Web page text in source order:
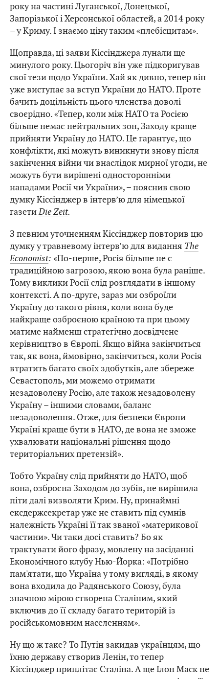
року на частині Луганської, Донецької,
Запорізької і Херсонської областей, а 2014 року
– у Криму. І знаємо ціну таким «плебісцитам».
Щоправда, ці заяви Кіссінджера лунали ще
минулого року. Цьогоріч він уже підкоригував
свої тези щодо України. Хай як дивно, тепер він
уже виступає за вступ України до НАТО. Проте
бачить доцільність цього членства доволі
своєрідно. «Тепер, коли між НАТО та Росією
більше немає нейтральних зон, Заходу краще
прийняти Україну до НАТО. Це гарантує, що
конфлікти, які можуть виникнути знову після
закінчення війни чи внаслідок мирної угоди, не
можуть бути вирішені односторонніми
нападами Росії чи України», – пояснив свою
думку Кіссінджер в інтерв’ю для німецької
газетиDie Zeit.
З певним уточненням Кіссінджер повторив цю
думку у травневому інтерв’ю для видання The
Economist: «По-перше, Росія більше не є
традиційною загрозою, якою вона була раніше.
Тому виклики Росії слід розглядати в іншому
контексті. А по-друге, зараз ми озброїли
Україну до такого рівня, коли вона буде
найкраще озброєною країною та при цьому
матиме найменш стратегічно досвідчене
керівництво в Європі. Якщо війна закінчиться
так, як вона, ймовірно, закінчиться, коли Росія
втратить багато своїх здобутків, але збереже
Севастополь, ми можемо отримати
незадоволену Росію, але також незадоволену
Україну – іншими словами, баланс
незадоволення. Отже, для безпеки Європи
Україні краще бути в НАТО, де вона не зможе
ухвалювати національні рішення щодо
територіальних претензій».
Тобто Україну слід прийняти до НАТО, щоб
вона, озброєна Заходом до зубів, не вирішила
піти далі визволяти Крим. Ну, принаймні
ексдержсекретар уже не ставить під сумнів
належність Україні її так званої «материкової
частини». Чи таки досі ставить? Бо як
трактувати його фразу, мовлену на засіданні
Економічного клубу Нью-Йорка: «Потрібно
пам'ятати, що Україна у тому вигляді, в якому
вона входила до Радянського Союзу, була
значною мірою створена Сталіним, який
включив до її складу багато територій із
російськомовним населенням».
Ну що ж таке? То Путін закидав українцям, що
їхню державу створив Ленін, то тепер
Кіссінджер приплітає Сталіна. А ще Ілон Маск не